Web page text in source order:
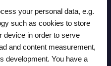
your personal data, e.g.
such as cookies to store
device in order to serve
and content measurement,
development. You have a
de nieuwe